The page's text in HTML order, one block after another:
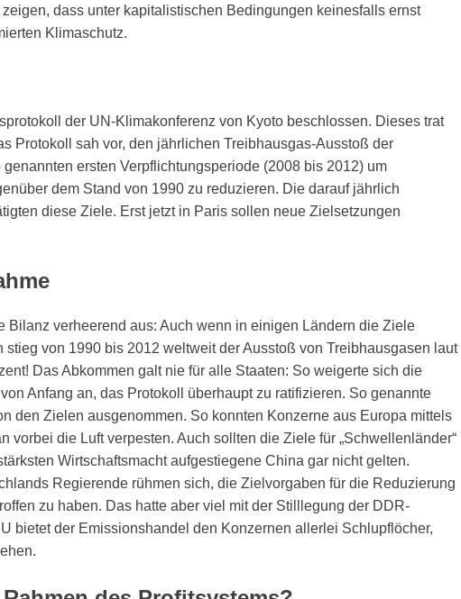
dass unter kapitalistischen Bedingungen keinesfalls ernst
Klimaschutz.
der UN-Klimakonferenz von Kyoto beschlossen. Dieses trat
Protokoll sah vor, den jährlichen Treibhausgas-Ausstoß der
ersten Verpflichtungsperiode (2008 bis 2012) um
dem Stand von 1990 zu reduzieren. Die darauf jährlich
diese Ziele. Erst jetzt in Paris sollen neue Zielsetzungen
Bilanz verheerend aus: Auch wenn in einigen Ländern die Ziele
stieg von 1990 bis 2012 weltweit der Ausstoß von Treibhausgasen laut
Das Abkommen galt nie für alle Staaten: So weigerte sich die
Anfang an, das Protokoll überhaupt zu ratifizieren. So genannte
den Zielen ausgenommen. So konnten Konzerne aus Europa mittels
vorbei die Luft verpesten. Auch sollten die Ziele für „Schwellenländer“
Wirtschaftsmacht aufgestiegene China gar nicht gelten.
Regierende rühmen sich, die Zielvorgaben für die Reduzierung
zu haben. Das hatte aber viel mit der Stilllegung der DDR-
bietet der Emissionshandel den Konzernen allerlei Schlupflöcher,